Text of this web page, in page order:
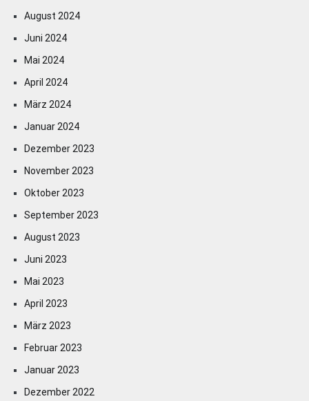
August 2024
Juni 2024
Mai 2024
April 2024
März 2024
Januar 2024
Dezember 2023
November 2023
Oktober 2023
September 2023
August 2023
Juni 2023
Mai 2023
April 2023
März 2023
Februar 2023
Januar 2023
Dezember 2022